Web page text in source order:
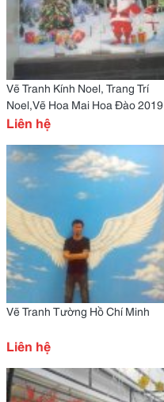
Vẽ Tranh Kính Noel, Trang Trí
Noel,Vẽ Hoa Mai Hoa Đào 2019
Liên hệ
Vẽ Tranh Tường Hồ Chí Minh
Liên hệ